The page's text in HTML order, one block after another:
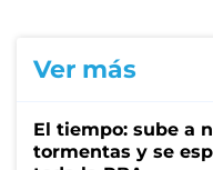
Ver más
El tiempo: sube a
tormentas y se